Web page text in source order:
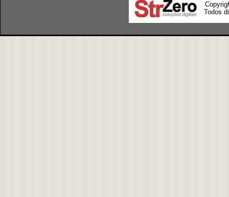
Todos